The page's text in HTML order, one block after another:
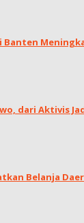
Banten
dari Aktivis
Belanja